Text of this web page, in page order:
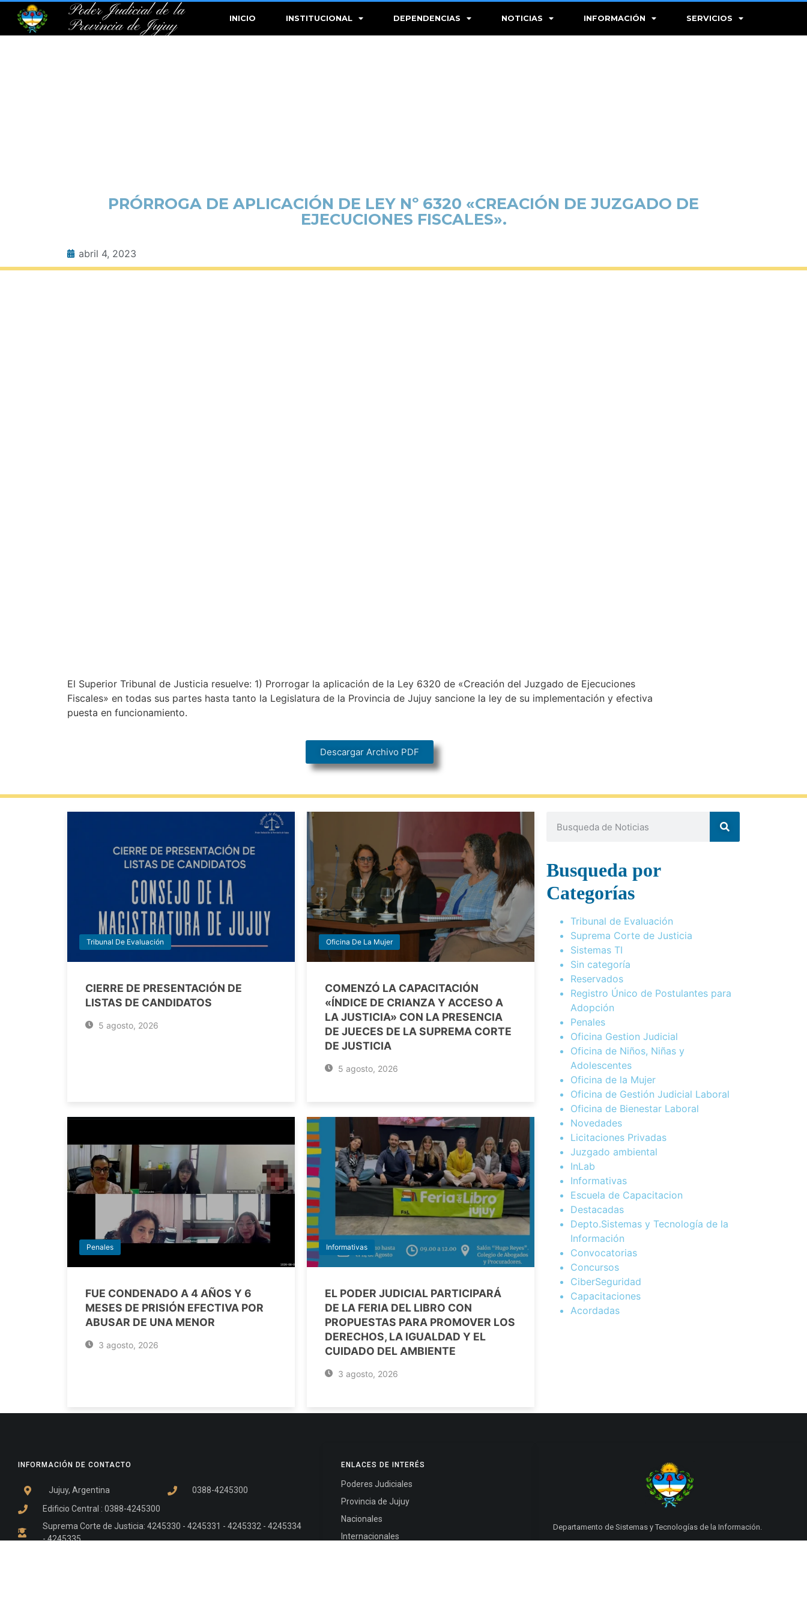
Poder Judicial de la
Provincia de Jujuy
INICIO INSTITUCIONAL DEPENDENCIAS NOTICIAS INFORMACIÓN SERVICIOS
PRÓRROGA DE APLICACIÓN DE LEY Nº 6320 «CREACIÓN DE JUZGADO DE
EJECUCIONES FISCALES».
abril 4, 2023
El Superior Tribunal de Justicia resuelve: 1) Prorrogar la aplicación de la Ley 6320 de «Creación del Juzgado de Ejecuciones
Fiscales» en todas sus partes hasta tanto la Legislatura de la Provincia de Jujuy sancione la ley de su implementación y efectiva
puesta en funcionamiento.
Descargar Archivo PDF
Tribunal De Evaluación
CIERRE DE PRESENTACIÓN DE
LISTAS DE CANDIDATOS
5 agosto, 2026
Oficina De La Mujer
COMENZÓ LA CAPACITACIÓN
«ÍNDICE DE CRIANZA Y ACCESO A
LA JUSTICIA» CON LA PRESENCIA
DE JUECES DE LA SUPREMA CORTE
DE JUSTICIA
5 agosto, 2026
Penales
FUE CONDENADO A 4 AÑOS Y 6
MESES DE PRISIÓN EFECTIVA POR
ABUSAR DE UNA MENOR
3 agosto, 2026
Informativas
EL PODER JUDICIAL PARTICIPARÁ
DE LA FERIA DEL LIBRO CON
PROPUESTAS PARA PROMOVER LOS
DERECHOS, LA IGUALDAD Y EL
CUIDADO DEL AMBIENTE
3 agosto, 2026
Busqueda por
Categorías
Tribunal de Evaluación
Suprema Corte de Justicia
Sistemas TI
Sin categoría
Reservados
Registro Único de Postulantes para
Adopción
Penales
Oficina Gestion Judicial
Oficina de Niños, Niñas y
Adolescentes
Oficina de la Mujer
Oficina de Gestión Judicial Laboral
Oficina de Bienestar Laboral
Novedades
Licitaciones Privadas
Juzgado ambiental
InLab
Informativas
Escuela de Capacitacion
Destacadas
Depto.Sistemas y Tecnología de la
Información
Convocatorias
Concursos
CiberSeguridad
Capacitaciones
Acordadas
INFORMACIÓN DE CONTACTO
Jujuy, Argentina
0388-4245300
Edificio Central : 0388-4245300
Suprema Corte de Justicia: 4245330 - 4245331 - 4245332 - 4245334
- 4245335
ENLACES DE INTERÉS
Poderes Judiciales
Provincia de Jujuy
Nacionales
Internacionales
Departamento de Sistemas y Tecnologías de la Información.